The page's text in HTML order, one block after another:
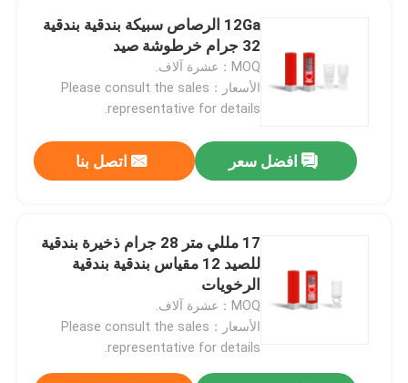
12Ga الرصاص سبيكة بندقية بندقية
32 جرام خرطوشة صيد
MOQ：عشرة آلاف.
الأسعار：Please consult the sales
representative for details.
افضل سعر اتصل بنا
17 مللي متر 28 جرام ذخيرة بندقية
للصيد 12 مقياس بندقية بندقية
الرخويات
MOQ：عشرة آلاف.
الأسعار：Please consult the sales
representative for details.